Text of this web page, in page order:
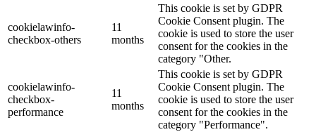
cookielawinfo-
checkbox-others
11
months
This cookie is set by GDPR
Cookie Consent plugin. The
cookie is used to store the user
consent for the cookies in the
category "Other.
cookielawinfo-
checkbox-
performance
11
months
This cookie is set by GDPR
Cookie Consent plugin. The
cookie is used to store the user
consent for the cookies in the
category "Performance".